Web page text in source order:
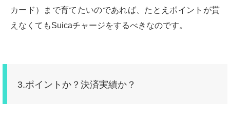
カード）まで育てたいのであれば、たとえポイントが貰
えなくてもSuicaチャージをするべきなのです。
3.ポイントか？決済実績か？